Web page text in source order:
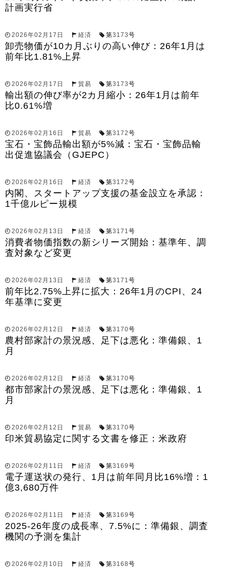
計画実行省
2026年02月17日 経済 第3173号
卸売物価が10カ月ぶりの高い伸び：26年1月は
前年比1.81%上昇
2026年02月17日 貿易 第3173号
輸出額の伸び率が2カ月縮小：26年1月は前年
比0.61%増
2026年02月16日 貿易 第3172号
宝石・宝飾品輸出額が5%減：宝石・宝飾品輸
出促進協議会（GJEPC）
2026年02月16日 経済 第3172号
内閣、スタートアップ支援の基金設立を承認：
1千億ルピー規模
2026年02月13日 経済 第3171号
消費者物価指数の新シリーズ開始：基準年、調
査対象など変更
2026年02月13日 経済 第3171号
前年比2.75%上昇に拡大：26年1月のCPI、24
年基準に変更
2026年02月12日 経済 第3170号
農村部家計の景況感、足下は悪化：準備銀、1
月
2026年02月12日 経済 第3170号
都市部家計の景況感、足下は悪化：準備銀、1
月
2026年02月12日 貿易 第3170号
印米貿易協定に関する文書を修正：米政府
2026年02月11日 経済 第3169号
電子運送状の発行、1月は前年同月比16%増：1
億3,680万件
2026年02月11日 経済 第3169号
2025-26年度の成長率、7.5%に：準備銀、調査
機関の予測を集計
2026年02月10日 経済 第3168号